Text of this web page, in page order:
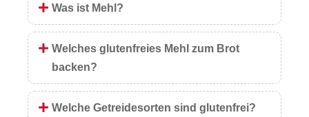
Was ist Mehl?
Welches glutenfreies Mehl zum Brot
backen?
Welche Getreidesorten sind glutenfrei?